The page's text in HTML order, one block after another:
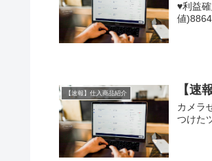
♥利益
値
【速報】仕入商品紹介 【速
カメラ
つけた